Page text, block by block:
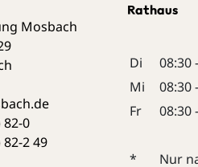
Mosbach
82-0
82-249
Rathaus
Di
08:30
Mi
08:30
Fr
08:30
*
Nur